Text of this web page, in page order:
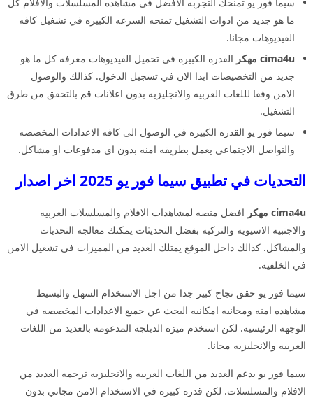
ما هو جديد من ادوات التشغيل تمنحه السرعه الكبيره في تشغيل كافه
الفيديوهات مجانا.
cima4u مهكر
القدره الكبيره في تحميل الفيديوهات معرفه كل ما هو
جديد من التخصيصات ابدا الان في تسجيل الدخول. كذالك والوصول
الامن وفقا لللغات العربيه والانجليزيه بدون اعلانات قم بالتحقق من طرق
التشغيل.
سيما فور يو القدره الكبيره في الوصول الى كافه الاعدادات المخصصه
والتواصل الاجتماعي يعمل بطريقه امنه بدون اي مدفوعات او مشاكل.
التحديات في تطبيق سيما فور يو 2025 اخر اصدار
cima4u مهكر
افضل منصه لمشاهدات الافلام والمسلسلات العربيه
والاجنبيه الاسيويه والتركيه بفضل التحديثات يمكنك معالجه التحديات
والمشاكل. كذالك داخل الموقع يمتلك العديد من المميزات في تشغيل الامن
في الخلفيه.
سيما فور يو حقق نجاح كبير جدا من اجل الاستخدام السهل والبسيط
مشاهده امنه ومجانيه امكانيه البحث عن جميع الاعدادات المخصصه في
الوجهه الرئيسيه. لكن استخدم ميزه الدبلجه المدعومه بالعديد من اللغات
العربيه والانجليزيه مجانا.
سيما فور يو يدعم العديد من اللغات العربيه والانجليزيه ترجمه العديد من
الافلام والمسلسلات. لكن قدره كبيره في الاستخدام الامن مجاني بدون